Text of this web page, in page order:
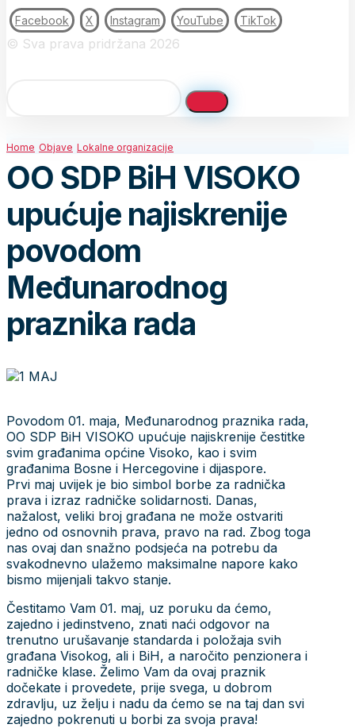
Facebook X Instagram YouTube TikTok
© Sva prava pridržana 2026
Home Objave Lokalne organizacije
OO SDP BiH VISOKO
upućuje najiskrenije
povodom
Međunarodnog
praznika rada
Povodom 01. maja, Međunarodnog praznika rada,
OO SDP BiH VISOKO upućuje najiskrenije čestitke
svim građanima općine Visoko, kao i svim
građanima Bosne i Hercegovine i dijaspore.
Prvi maj uvijek je bio simbol borbe za radnička
prava i izraz radničke solidarnosti. Danas,
nažalost, veliki broj građana ne može ostvariti
jedno od osnovnih prava, pravo na rad. Zbog toga
nas ovaj dan snažno podsjeća na potrebu da
svakodnevno ulažemo maksimalne napore kako
bismo mijenjali takvo stanje.
Čestitamo Vam 01. maj, uz poruku da ćemo,
zajedno i jedinstveno, znati naći odgovor na
trenutno urušavanje standarda i položaja svih
građana Visokog, ali i BiH, a naročito penzionera i
radničke klase. Želimo Vam da ovaj praznik
dočekate i provedete, prije svega, u dobrom
zdravlju, uz želju i nadu da ćemo se na taj dan svi
zajedno pokrenuti u borbi za svoja prava!